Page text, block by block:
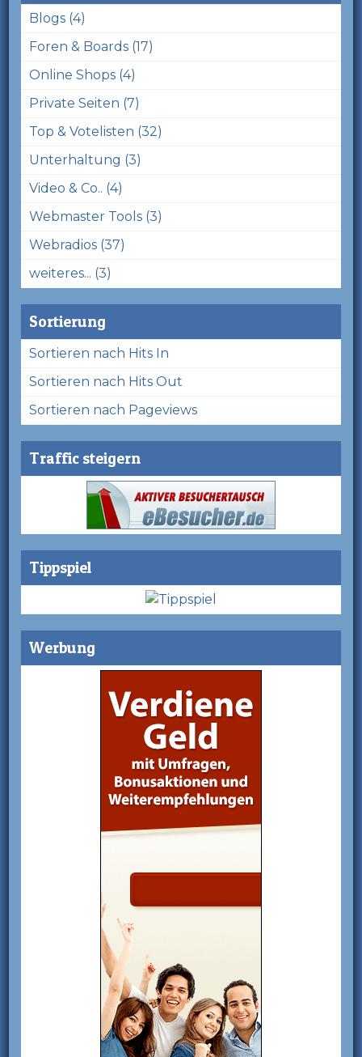
Blogs (4)
Foren & Boards (17)
Online Shops (4)
Private Seiten (7)
Top & Votelisten (32)
Unterhaltung (3)
Video & Co.. (4)
Webmaster Tools (3)
Webradios (37)
weiteres... (3)
Sortierung
Sortieren nach Hits In
Sortieren nach Hits Out
Sortieren nach Pageviews
Traffic steigern
Tippspiel
Werbung